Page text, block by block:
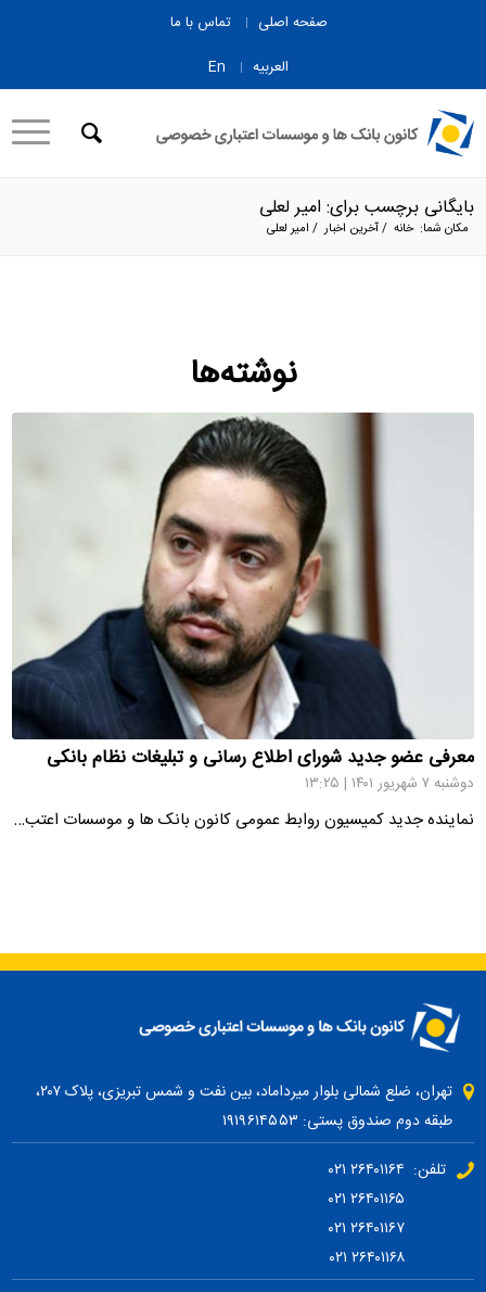
صفحه اصلی
تماس با ما
العربیه
En
بایگانی برچسب برای: امیر لعلی
مکان شما: خانه /آخرین اخبار / امیر لعلی
نوشته‌ها
معرفی عضو جدید شورای اطلاع رسانی و تبلیغات نظام بانکی
دوشنبه ۷ شهریور ۱۴۰۱ | ۱۳:۲۵
نماینده جدید کمیسیون روابط عمومی کانون بانک ها و موسسات اعتب…
تهران، ضلع شمالی بلوار میرداماد، بین نفت و شمس تبریزی، پلاک ۲۰۷،
طبقه دوم صندوق پستی: ۱۹۱۹۶۱۴۵۵۳
تلفن: ۲۶۴۰۱۱۶۴ ۰۲۱
۲۶۴۰۱۱۶۷ ۰۲۱
۲۶۴۰۱۱۶۸ ۰۲۱